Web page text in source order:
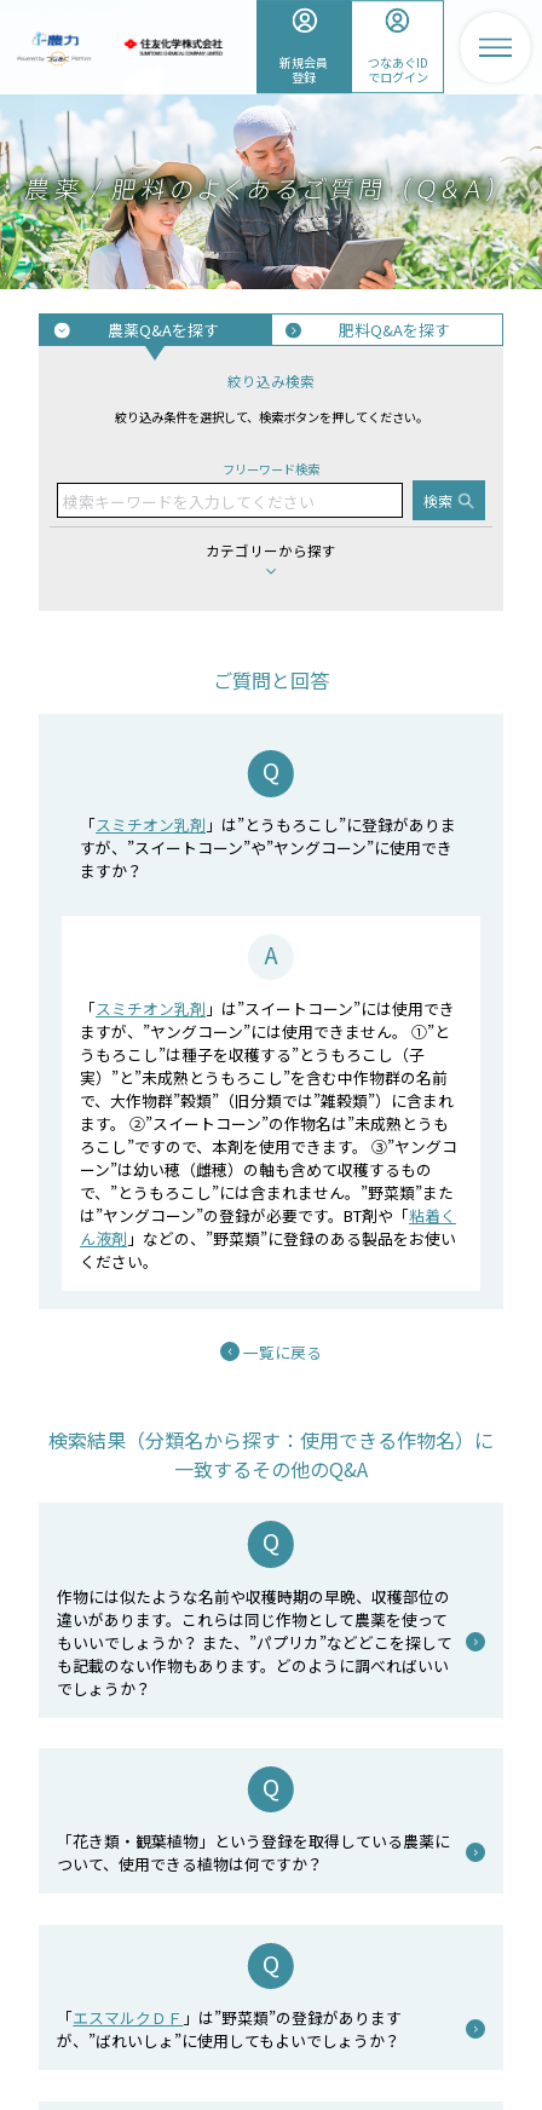
新規会員
登録
つなあぐID
でログイン
農薬Q&Aを探す 肥料Q&Aを探す
絞り込み検索
絞り込み条件を選択して、検索ボタンを押してください。
フリーワード検索
カテゴリーから探す
ご質問と回答
「スミチオン乳剤 」は”とうもろこし”に登録がありま
すが、”スイートコーン”や”ヤングコーン”に使用でき
ますか？
「スミチオン乳剤 」は”スイートコーン”には使用でき
ますが、”ヤングコーン”には使用できません。 ①”と
うもろこし”は種子を収穫する”とうもろこし（子
実）”と”未成熟とうもろこし”を含む中作物群の名前
で、大作物群”穀類”（旧分類では”雑穀類”）に含まれ
ます。 ②”スイートコーン”の作物名は”未成熟とうも
ろこし”ですので、本剤を使用できます。 ③”ヤングコ
ーン”は幼い穂（雌穂）の軸も含めて収穫するもの
で、”とうもろこし”には含まれません。”野菜類”また
は”ヤングコーン”の登録が必要です。BT剤や「粘着く
ん液剤 」などの、”野菜類”に登録のある製品をお使い
ください。
一覧に戻る
検索結果（分類名から探す：使用できる作物名）に
一致するその他のQ&A
作物には似たような名前や収穫時期の早晩、収穫部位の
違いがあります。これらは同じ作物として農薬を使って
もいいでしょうか？ また、”パプリカ”などどこを探して
も記載のない作物もあります。どのように調べればいい
でしょうか？
「花き類・観葉植物」という登録を取得している農薬に
ついて、使用できる植物は何ですか？
「エスマルクＤＦ 」は”野菜類”の登録があります
が、”ばれいしょ”に使用してもよいでしょうか？